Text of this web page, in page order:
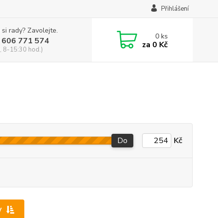
Přihlášení
rady? Zavolejte.
771 574
8-15:30 hod.)
0ks
za 0 Kč
Do Kč